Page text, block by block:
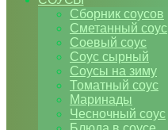
Сборник соусов
Сметанный соус
Соевый соус
Соус сырный
Соусы на зиму
Томатный соус
Маринады
Чесночный соус